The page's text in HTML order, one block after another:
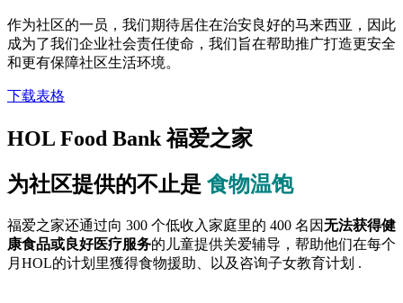
作为社区的一员，我们期待居住在治安良好的马来西亚，因此
成为了我们企业社会责任使命，我们旨在帮助推广打造更安全
和更有保障社区生活环境。
下载表格
HOL Food Bank 福爱之家
为社区提供的不止是 食物温饱
福爱之家还通过向 300 个低收入家庭里的 400 名因无法获得健
康食品或良好医疗服务的儿童提供关爱辅导， 帮助他们在每个
月HOL的计划里獲得食物援助、
以及咨询子女教育计划 .